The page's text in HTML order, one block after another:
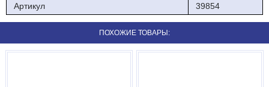
Артикул
39854
ПОХОЖИЕ ТОВАРЫ: